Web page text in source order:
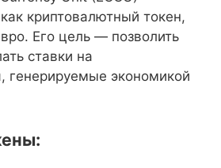
криптовалютный токен,
Его цель — позволить
ставки на
генерируемые экономикой